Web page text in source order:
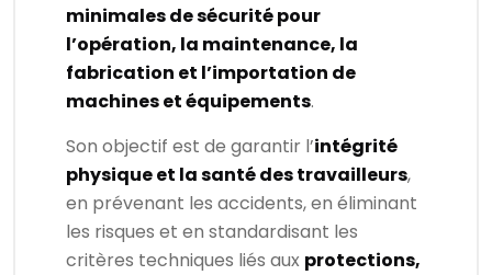
minimales de sécurité pour
l’opération, la maintenance, la
fabrication et l’importation de
machines et équipements.
Son objectif est de garantir l’intégrité
physique et la santé des travailleurs,
en prévenant les accidents, en éliminant
les risques et en standardisant les
critères techniques liés aux protections,